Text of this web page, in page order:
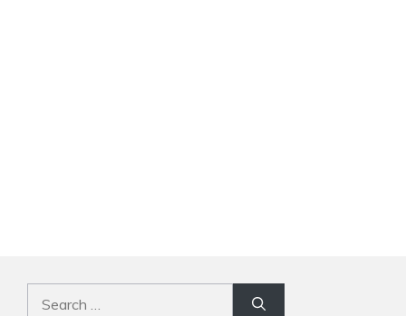
Search